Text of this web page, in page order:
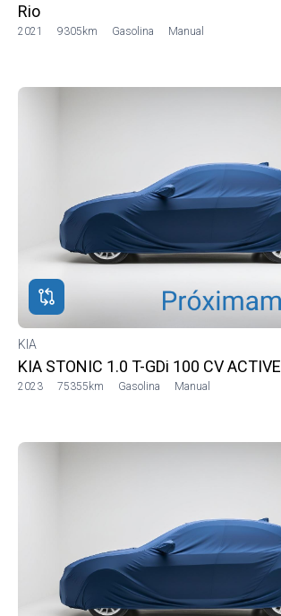
Rio
2021 9305km Gasolina Manual
KIA
KIA STONIC 1.0 T-GDi 100 CV ACTIVE
2023 75355km Gasolina Manual